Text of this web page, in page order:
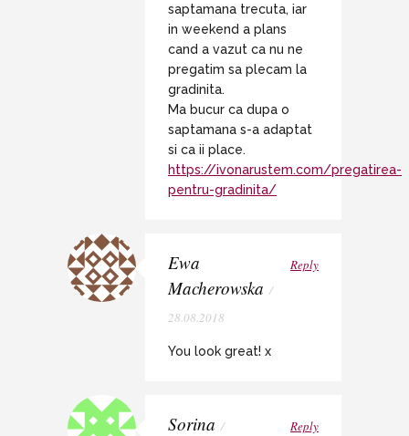
saptamana trecuta, iar
in weekend a plans
cand a vazut ca nu ne
pregatim sa plecam la
gradinita.
Ma bucur ca dupa o
saptamana s-a adaptat
si ca ii place.
https://ivonarustem.com/pregatirea-
pentru-gradinita/
Ewa
Macherowska /
28.08.2018
Reply
You look great! x
Sorina /
Reply